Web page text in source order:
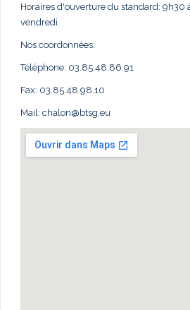
Horaires d'ouverture du standard: 9h30
vendredi.
Nos coordonnées:
Téléphone: 03.85.48.86.91
Fax: 03.85.48.98.10
Mail: chalon@btsg.eu